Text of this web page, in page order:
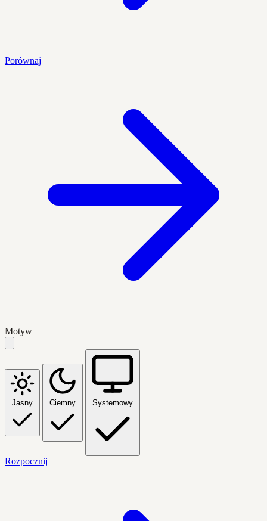
Porównaj
Motyw
Jasny Ciemny Systemowy
Rozpocznij